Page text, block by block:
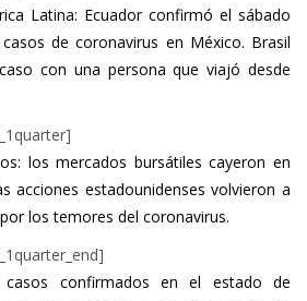
Latina: Ecuador confirmó el sábado
de coronavirus en México. Brasil
con una persona que viajó desde
los mercados bursátiles cayeron en
acciones estadounidenses volvieron a
los temores del coronavirus.
casos confirmados en el estado de